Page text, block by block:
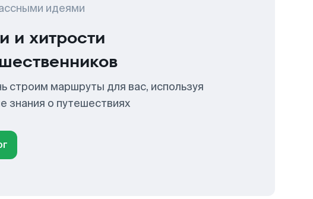
идеями
и хитрости
строим маршруты для вас, используя
знания о путешествиях